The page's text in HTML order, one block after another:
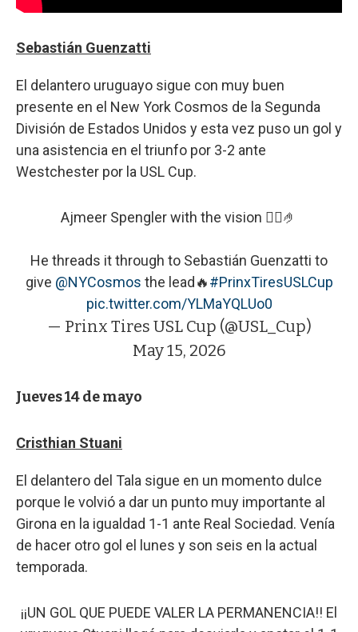
Sebastián Guenzatti
El delantero uruguayo sigue con muy buen
presente en el New York Cosmos de la Segunda
División de Estados Unidos y esta vez puso un gol y
una asistencia en el triunfo por 3-2 ante
Westchester por la USL Cup.
Ajmeer Spengler with the vision 😮‍💨🤌
He threads it through to Sebastián Guenzatti to
give @NYCosmos the lead🔥#PrinxTiresUSLCup
pic.twitter.com/YLMaYQLUo0
— Prinx Tires USL Cup (@USL_Cup)
May 15, 2026
Jueves 14 de mayo
Cristhian Stuani
El delantero del Tala sigue en un momento dulce
porque le volvió a dar un punto muy importante al
Girona en la igualdad 1-1 ante Real Sociedad. Venía
de hacer otro gol el lunes y son seis en la actual
temporada.
¡¡UN GOL QUE PUEDE VALER LA PERMANENCIA!! El